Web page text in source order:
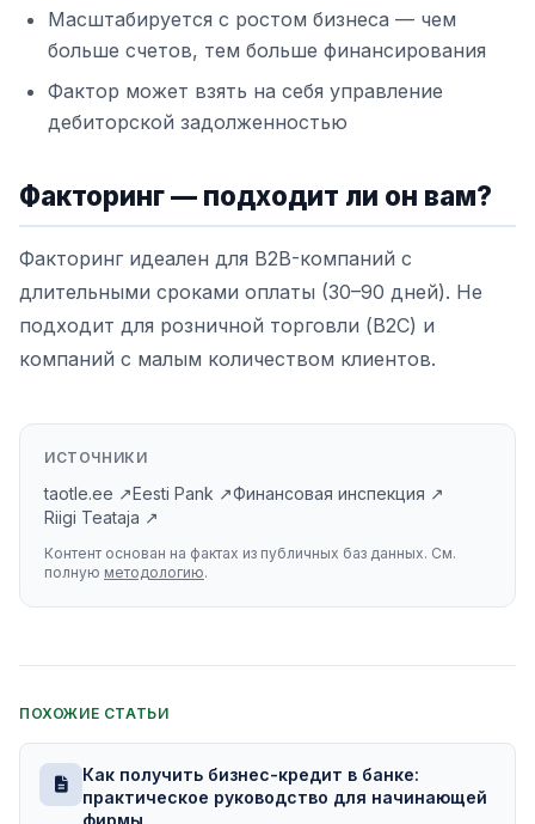
Масштабируется с ростом бизнеса — чем
больше счетов, тем больше финансирования
Фактор может взять на себя управление
дебиторской задолженностью
Факторинг — подходит ли он вам?
Факторинг идеален для B2B-компаний с
длительными сроками оплаты (30–90 дней). Не
подходит для розничной торговли (B2C) и
компаний с малым количеством клиентов.
ИСТОЧНИКИ
taotle.ee ↗Eesti Pank ↗Финансовая инспекция ↗
Riigi Teataja ↗
Контент основан на фактах из публичных баз данных. См.
полную методологию.
ПОХОЖИЕ СТАТЬИ
Как получить бизнес-кредит в банке:
практическое руководство для начинающей
фирмы